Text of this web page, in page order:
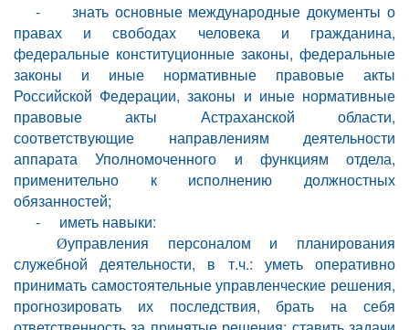
-
знать основные международные документы о
правах и свободах человека и гражданина,
федеральные конституционные законы, федеральные
законы и иные нормативные правовые акты
Российской Федерации, законы и иные нормативные
правовые акты Астраханской области,
соответствующие направлениям деятельности
аппарата Уполномоченного и функциям отдела,
применительно к исполнению должностных
обязанностей;
-
иметь навыки:
Øуправления персоналом и планирования
служебной деятельности, в т.ч.: уметь оперативно
принимать самостоятельные управленческие решения,
прогнозировать их последствия, брать на себя